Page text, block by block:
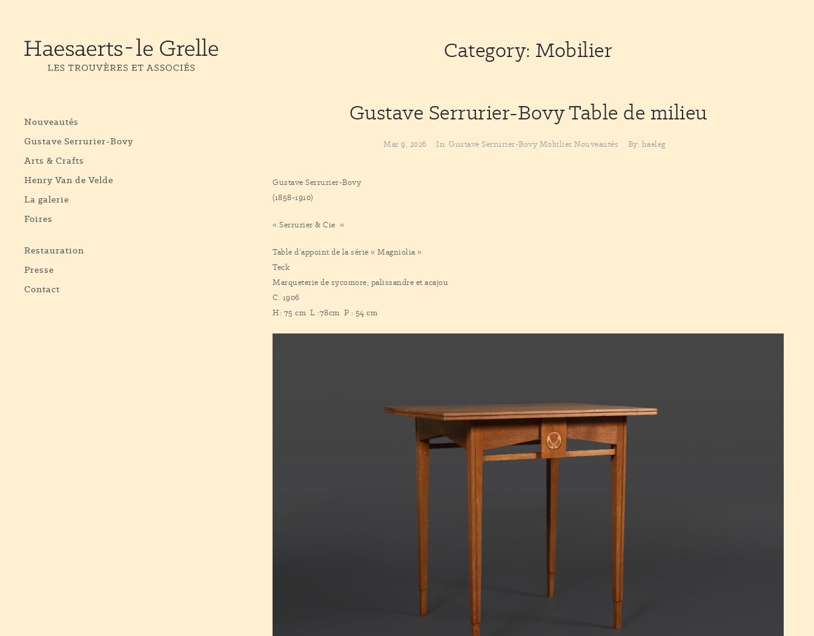
Nouveautés
Gustave Serrurier-Bovy
Arts & Crafts
Henry Van de Velde
La galerie
Foires
Restauration
Presse
Contact
Category: Mobilier
Gustave Serrurier-BovyTable de milieu
Mar 9, 2026 In:Gustave Serrurier-Bovy Mobilier Nouveautés By: haeleg
Gustave Serrurier-Bovy
(1858-1910)
« Serrurier & Cie »
Table d’appoint de la série « Magniolia »
Teck
Marqueterie de sycomore, palissandre et acajou
C. 1906
H: 75 cm L :78cm P : 54 cm